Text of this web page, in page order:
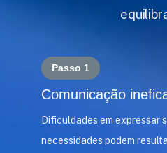
Passo 1
Comunicação
Dificuldades em expressar
necessidades podem